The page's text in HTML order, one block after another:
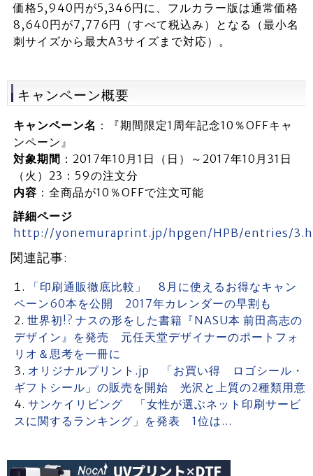
価格5,940円が5,346円に、フルカラー版は通常価格
8,640円が7,776円（すべて税込み）となる（最小名
刺サイズから最大A3サイズまで対応）。
キャンペーン概要
キャンペーン名 ：『期間限定1周年記念10％OFFキャ
ンペーン』
対象期間 ：2017年10月1日（日）～2017年10月31日
（火）23：59の注文分
内容 ：全商品が10％OFFで注文可能
詳細ページ
http://yonemuraprint.jp/hpgen/HPB/entries/
関連記事:
「印刷通販徹底比較」 8月に使えるお得なキャン
ペーン60本を公開 2017年カレンダーの早割も
世界初!? ナスの形をした書籍『NASU本 前田高志の
デザイン』を発売 元任天堂デザイナーのポートフォ
リオ＆思考を一冊に
オリジナルプリント.jp 「お買い得 ロゴシール・
ギフトシール」の販売を開始 光沢と上質の2種類用意
サンケイリビング 「女性が選ぶネット印刷サービ
スに関するランキング」を発表 1位は…